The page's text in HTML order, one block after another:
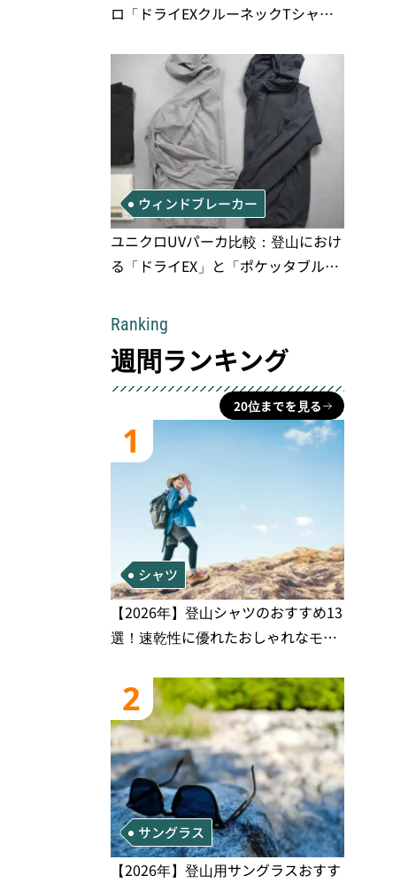
ロ「ドライEXクルーネックTシャ
ウィンドブレーカー
ユニクロUVパーカ比較：登山におけ
る「ドライEX」と「ポケッタブル」
Ranking
週間ランキング
20位までを見る
1
シャツ
【2026年】登山シャツのおすすめ13
選！速乾性に優れたおしゃれなモデ
2
サングラス
【2026年】登山用サングラスおすす